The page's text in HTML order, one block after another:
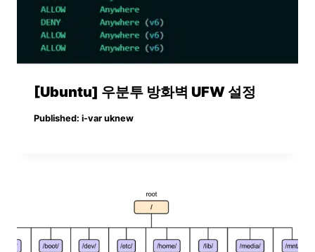
[Ubuntu] 우분투 방화벽 UFW 설정
Published: i-var uknew